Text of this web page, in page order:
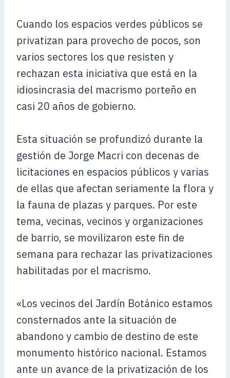
Cuando los espacios verdes públicos se
privatizan para provecho de pocos, son
varios sectores los que resisten y
rechazan esta iniciativa que está en la
idiosincrasia del macrismo porteño en
casi 20 años de gobierno.
Esta situación se profundizó durante la
gestión de Jorge Macri con decenas de
licitaciones en espacios públicos y varias
de ellas que afectan seriamente la flora y
la fauna de plazas y parques. Por este
tema, vecinas, vecinos y organizaciones
de barrio, se movilizaron este fin de
semana para rechazar las privatizaciones
habilitadas por el macrismo.
«Los vecinos del Jardín Botánico estamos
consternados ante la situación de
abandono y cambio de destino de este
monumento histórico nacional. Estamos
ante un avance de la privatización de los